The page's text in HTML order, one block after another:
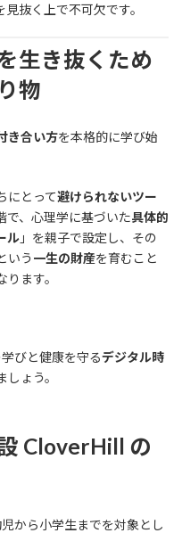
抜く上で不可欠です。
生き抜くため
物
き合い方を本格的に学び始
にとって避けられないツー
で、心理学に基づいた具体的
ル 」を親子で設定し、その
いう 一生の財産を育むこと
ります。
びと健康を守るデジタル時
ょう。
CloverHill の
から小学生までを対象とし